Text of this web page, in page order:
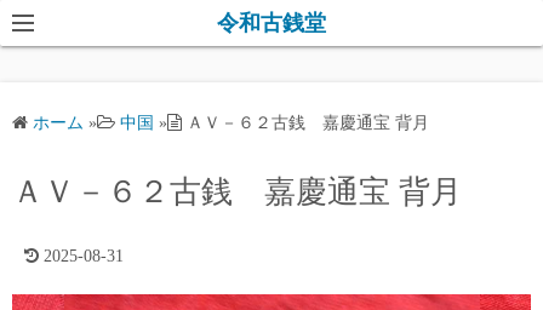
コ
ン
プ
令和古銭堂
ホーム » 中国 » ＡＶ－６２古銭 嘉慶通宝 背月
ＡＶ－６２古銭 嘉慶通宝 背月
2025-08-31